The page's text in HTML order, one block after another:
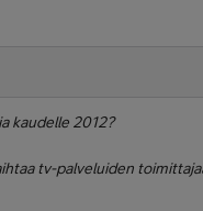
kaudelle 2012?
tv-palveluiden